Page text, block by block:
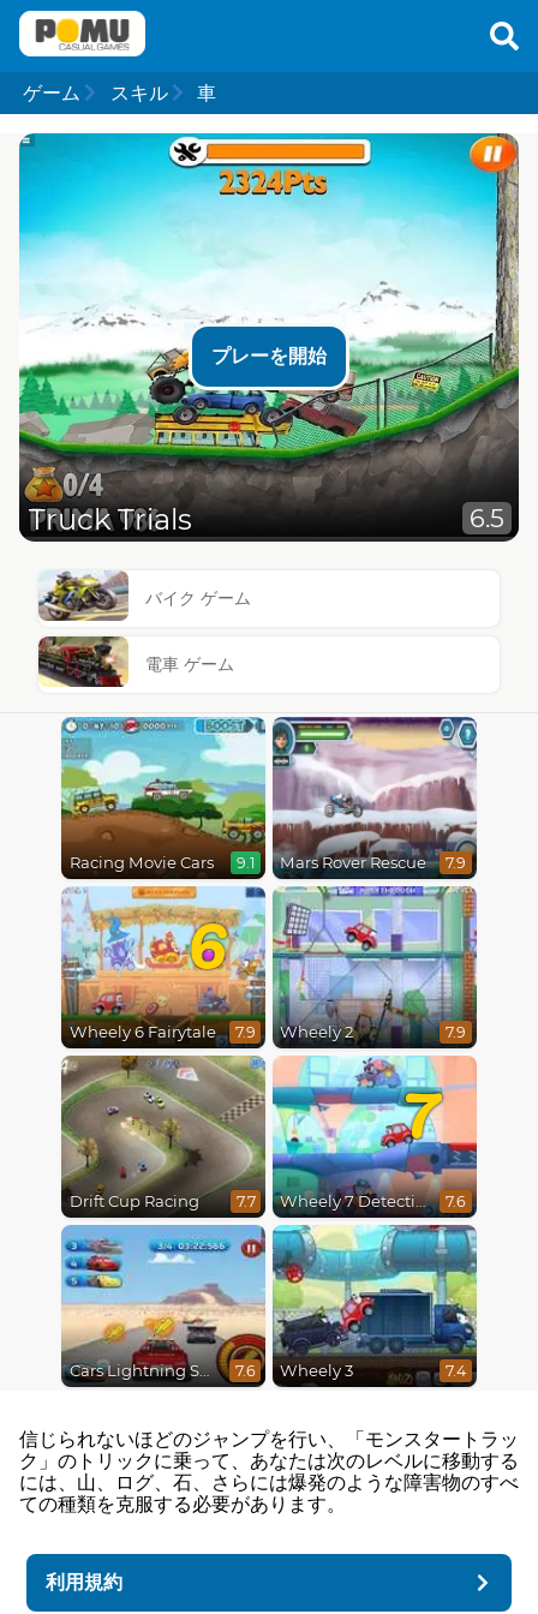
ゲーム スキル 車
プレーを開始
Truck Trials 6.5
バイク ゲーム
電車 ゲーム
Racing Movie Cars 9.1 Mars Rover Rescue 7.9
6
Wheely 6 Fairytale 7.9 Wheely 2 7.9
Drift Cup Racing 7.7
7
Wheely 7 Detective 7.6
Cars Lightning Speed 7.6 Wheely 3 7.4
信じられないほどのジャンプを行い、「モンスタートラッ
ク」のトリックに乗って、あなたは次のレベルに移動する
には、山、ログ、石、さらには爆発のような障害物のすべ
ての種類を克服する必要があります。
利用規約